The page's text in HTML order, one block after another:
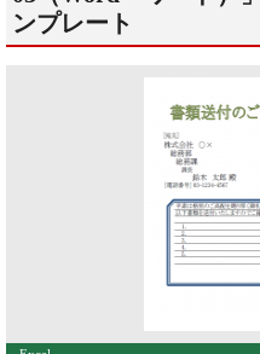
ンプレート